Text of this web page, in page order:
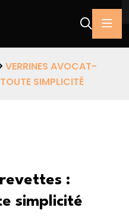
VERRINES AVOCAT-
SIMPLICITÉ
:
simplicité